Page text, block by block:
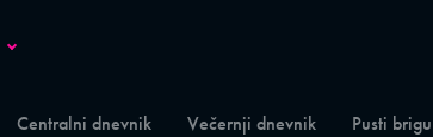
Centralni dnevnik Večernji dnevnik Pusti brigu